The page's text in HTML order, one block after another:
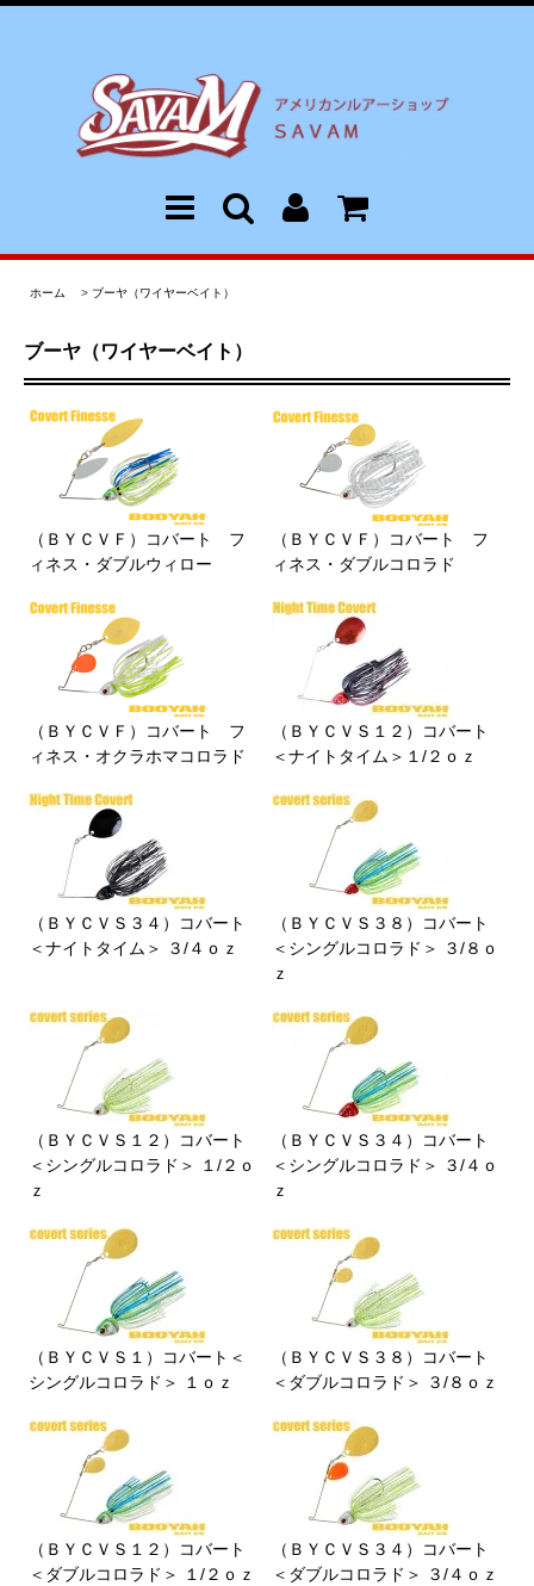
ホーム > ブーヤ（ワイヤーベイト）
ブーヤ（ワイヤーベイト）
（ＢＹＣＶＦ）コバート フ
ィネス・ダブルウィロー
（ＢＹＣＶＦ）コバート フ
ィネス・ダブルコロラド
（ＢＹＣＶＦ）コバート フ
ィネス・オクラホマコロラド
（ＢＹＣＶＳ１２）コバート
＜ナイトタイム＞１/２ｏｚ
（ＢＹＣＶＳ３４）コバート
＜ナイトタイム＞ ３/４ｏｚ
（ＢＹＣＶＳ３８）コバート
＜シングルコロラド＞ ３/８ｏ
ｚ
（ＢＹＣＶＳ１２）コバート
＜シングルコロラド＞ １/２ｏ
ｚ
（ＢＹＣＶＳ３４）コバート
＜シングルコロラド＞ ３/４ｏ
ｚ
（ＢＹＣＶＳ１）コバート＜
シングルコロラド＞ １ｏｚ
（ＢＹＣＶＳ３８）コバート
＜ダブルコロラド＞ ３/８ｏｚ
（ＢＹＣＶＳ１２）コバート
＜ダブルコロラド＞ １/２ｏｚ
（ＢＹＣＶＳ３４）コバート
＜ダブルコロラド＞ ３/４ｏｚ